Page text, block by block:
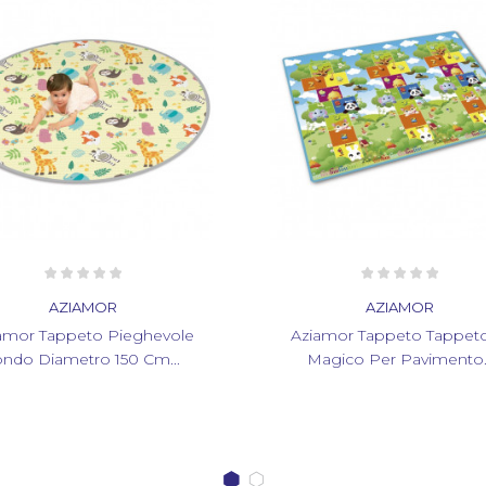
AZIAMOR
Tappeto Tappetone
Magico Per Pavimento...
AZIAMOR
Aziamor Tappeto
Tondo Diametro 150